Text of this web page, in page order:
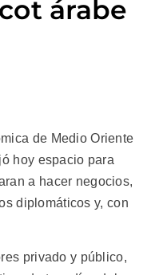
árabe
de Medio Oriente
hoy espacio para
a hacer negocios,
diplomáticos y, con
privado y público,